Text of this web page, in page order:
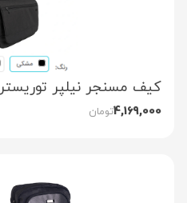
کیف مسنجر نیلپر
4,169,000تومان